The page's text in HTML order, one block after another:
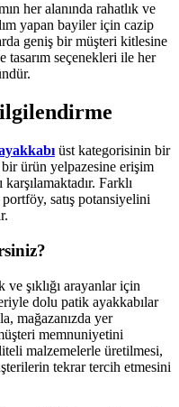
her alanında rahatlık ve
yapan bayiler için cazip
geniş bir müşteri kitlesine
tasarım seçenekleri ile her
üst kategorisinin bir
bir ürün yelpazesine erişim
Farklı
satış potansiyelini
şıklığı arayanlar için
dolu patik ayakkabılar
mağazanızda yer
memnuniyetini
malzemelerle üretilmesi,
tekrar tercih etmesini